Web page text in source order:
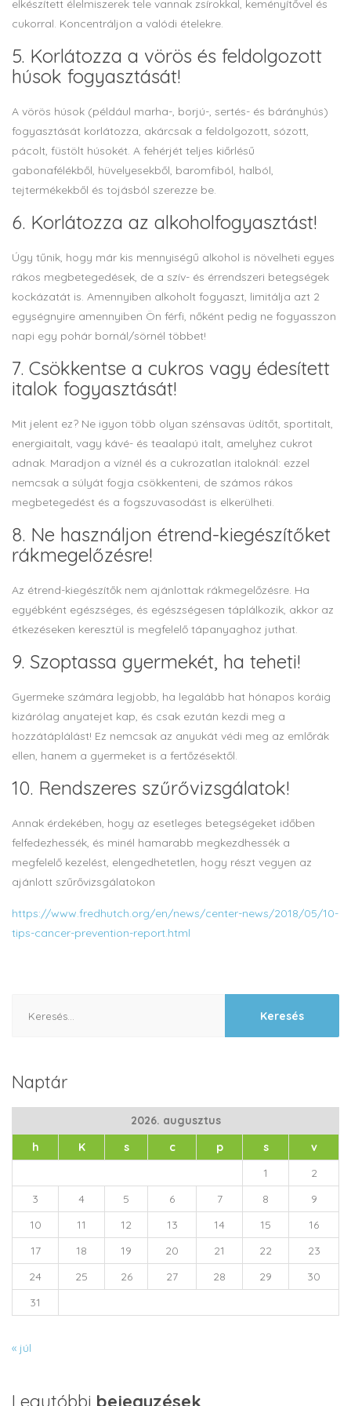
elkészített élelmiszerek tele vannak zsírokkal, keményítővel és
cukorral. Koncentráljon a valódi ételekre.
5. Korlátozza a vörös és feldolgozott
húsok fogyasztását!
A vörös húsok (például marha-, borjú-, sertés- és bárányhús)
fogyasztását korlátozza, akárcsak a feldolgozott, sózott,
pácolt, füstölt húsokét. A fehérjét teljes kiőrlésű
gabonafélékből, hüvelyesekből, baromfiból, halból,
tejtermékekből és tojásból szerezze be.
6. Korlátozza az alkoholfogyasztást!
Úgy tűnik, hogy már kis mennyiségű alkohol is növelheti egyes
rákos megbetegedések, de a szív- és érrendszeri betegségek
kockázatát is. Amennyiben alkoholt fogyaszt, limitálja azt 2
egységnyire amennyiben Ön férfi, nőként pedig ne fogyasszon
napi egy pohár bornál/sörnél többet!
7. Csökkentse a cukros vagy édesített
italok fogyasztását!
Mit jelent ez? Ne igyon több olyan szénsavas üdítőt, sportitalt,
energiaitalt, vagy kávé- és teaalapú italt, amelyhez cukrot
adnak. Maradjon a víznél és a cukrozatlan italoknál: ezzel
nemcsak a súlyát fogja csökkenteni, de számos rákos
megbetegedést és a fogszuvasodást is elkerülheti.
8. Ne használjon étrend-kiegészítőket
rákmegelőzésre!
Az étrend-kiegészítők nem ajánlottak rákmegelőzésre. Ha
egyébként egészséges, és egészségesen táplálkozik, akkor az
étkezéseken keresztül is megfelelő tápanyaghoz juthat.
9. Szoptassa gyermekét, ha teheti!
Gyermeke számára legjobb, ha legalább hat hónapos koráig
kizárólag anyatejet kap, és csak ezután kezdi meg a
hozzátáplálást! Ez nemcsak az anyukát védi meg az emlőrák
ellen, hanem a gyermeket is a fertőzésektől.
10. Rendszeres szűrővizsgálatok!
Annak érdekében, hogy az esetleges betegségeket időben
felfedezhessék, és minél hamarabb megkezdhessék a
megfelelő kezelést, elengedhetetlen, hogy részt vegyen az
ajánlott szűrővizsgálatokon
https://www.fredhutch.org/en/news/center-news/2018/05/10-
tips-cancer-prevention-report.html
Naptár
2026. augusztus
h
K s c p s
v
1
2
3
4 5 6 7 8
9
10
11 12 13 14 15
16
17
18 19 20 21 22
23
24
25 26 27 28 29
30
31
« júl
Legutóbbi bejegyzések